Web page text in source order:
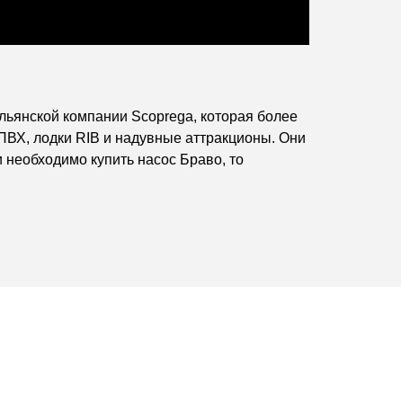
компании Scoprega, которая более
лодки RIB и надувные аттракционы. Они
купить насос Браво, то